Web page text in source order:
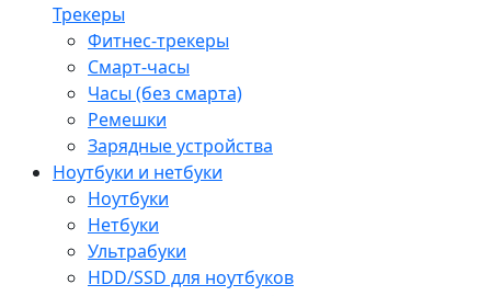
Трекеры
Фитнес-трекеры
Смарт-часы
Часы (без смарта)
Ремешки
Зарядные устройства
Ноутбуки и нетбуки
Ноутбуки
Нетбуки
Ультрабуки
HDD/SSD для ноутбуков